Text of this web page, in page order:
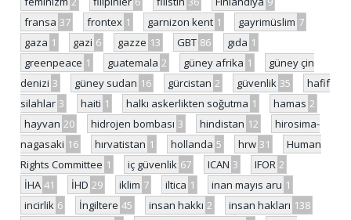
fransa 37 frontex 1 garnizon kent 1 gayrimüslim 7
gaza 1 gazi 6 gazze 13 GBT 86 gıda 1
greenpeace 1 guatemala 2 güney afrika 1
güney çin
denizi 3 güney sudan 16 gürcistan 2 güvenlik 35
hafif
silahlar 3 haiti 1 halkı askerlikten soğutma 1 hamas 2
hayvan 20 hidrojen bombası 3 hindistan 12
hirosima-
nagasaki 16 hırvatistan 1 hollanda 5 hrw 31
Human
Rights Committee 1 iç güvenlik 67 ICAN 3 IFOR 2
İHA 41 İHD 29 iklim 7 iltica 1 inan mayıs aru 1
incirlik 6 İngiltere 45 insan hakkı 2 insan hakları 138